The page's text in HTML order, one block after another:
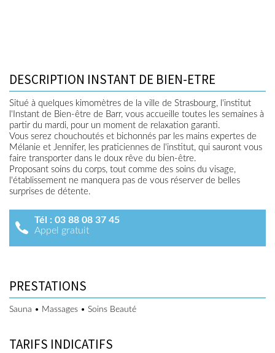
DESCRIPTION INSTANT DE BIEN-ETRE
Situé à quelques kimomètres de la ville de Strasbourg, l'institut
l'Instant de Bien-être de Barr, vous accueille toutes les semaines à
partir du mardi, pour un moment de relaxation garanti.
Vous serez chouchoutés et bichonnés par les mains expertes de
Mélanie et Jennifer, les praticiennes de l'institut, qui sauront vous
faire transporter dans le doux rêve du bien-être.
Proposant soins du corps, tout comme des soins du visage,
l'établissement ne manquera pas de vous réserver de belles
surprises de détente.
Tél : 03 88 08 37 45
Appel gratuit
PRESTATIONS
Sauna • Massages • Soins Beauté
TARIFS INDICATIFS